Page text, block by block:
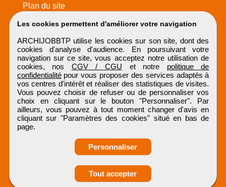
Obtenir ses
coordonnées
Les cookies permettent d'améliorer votre navigation
ARCHIJOBBTP utilise les cookies sur son site, dont des
cookies d'analyse d'audience. En poursuivant votre
navigation sur ce site, vous acceptez notre utilisation de
cookies, nos CGV / CGU et notre politique de
confidentialitépour vous proposer des services adaptés à
vos centres d'intérêt et réaliser des statistiques de visites.
Vous pouvez choisir de refuser ou de personnaliser vos
choix en cliquant sur le bouton "Personnaliser". Par
ailleurs, vous pouvez à tout moment changer d'avis en
cliquant sur "Paramètres des cookies" situé en bas de
page.
Personnaliser
Tout accepter
Plan du site
ARCHIJOBBTP